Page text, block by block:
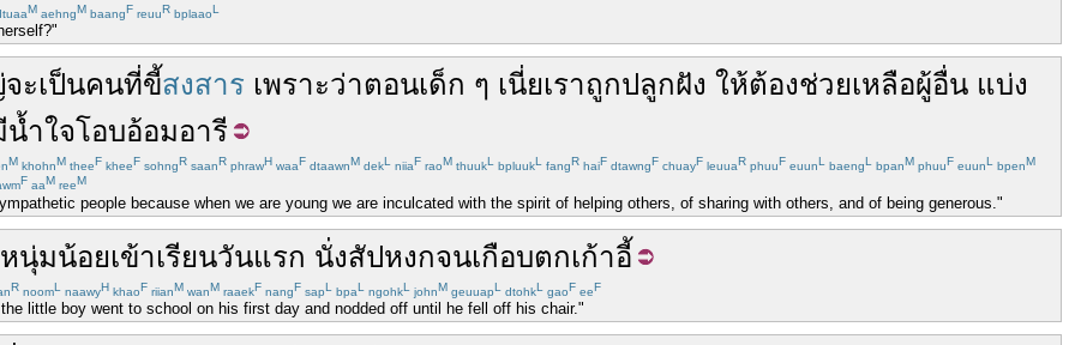
M aehngM baangF reuuR bplaaoL
จะเป็นคนที่ขี้สงสาร เพราะว่าตอนเด็ก ๆ เนี่ยเราถูกปลูกฝัง ให้ต้องช่วยเหลือผู้อื่น แบ่ง
น้ำใจโอบอ้อมอารี
M khohnM theeF kheeF sohngR saanR phrawH waaF dtaawnM dekL niiaF raoM thuukL bpluukL fangR haiF dtawngF chuayF leuuaR phuuF euunL baengL bpanM phuuF euunL bpenM
F aaM reeM
people because when we are young we are inculcated with the spirit of helping others, of sharing with others, and of being generous."
หนุ่มน้อยเข้าเรียนวันแรก นั่งสัปหงกจนเกือบตกเก้าอี้
R noomL naawyH khaoF riianM wanM raaekF nangF sapL bpaL ngohkL johnM geuuapL dtohkL gaoF eeF
little boy went to school on his first day and nodded off until he fell off his chair."